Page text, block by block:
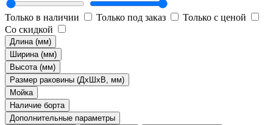
Только в наличии Только под заказ
Только с ценой
Со скидкой
Длина (мм)
Ширина (мм)
Высота (мм)
Размер раковины (ДхШхВ, мм)
Мойка
Наличие борта
Дополнительные параметры